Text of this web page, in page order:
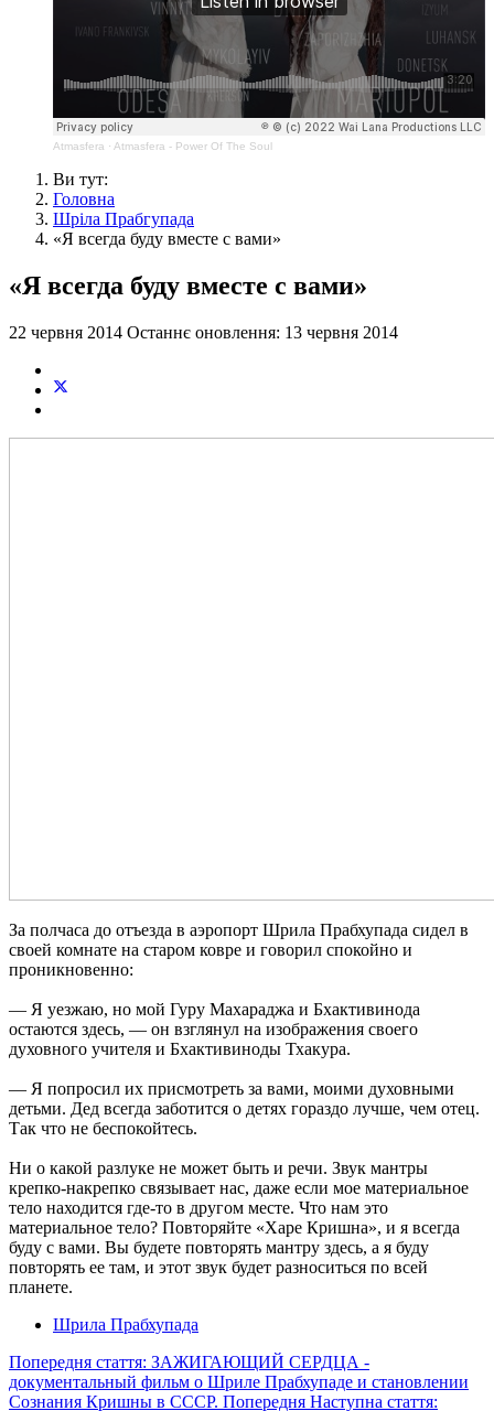
Atmasfera · Atmasfera - Power Of The Soul
Ви тут:
Головна
Шріла Прабгупада
«Я всегда буду вместе с вами»
«Я всегда буду вместе с вами»
22 червня 2014 Останнє оновлення: 13 червня 2014
За полчаса до отъезда в аэропорт Шрила Прабхупада сидел в
своей комнате на старом ковре и говорил спокойно и
проникновенно:
— Я уезжаю, но мой Гуру Махараджа и Бхактивинода
остаются здесь, — он взглянул на изображения своего
духовного учителя и Бхактивиноды Тхакура.
— Я попросил их присмотреть за вами, моими духовными
детьми. Дед всегда заботится о детях гораздо лучше, чем отец.
Так что не беспокойтесь.
Ни о какой разлуке не может быть и речи. Звук мантры
крепко-накрепко связывает нас, даже если мое материальное
тело находится где-то в другом месте. Что нам это
материальное тело? Повторяйте «Харе Кришна», и я всегда
буду с вами. Вы будете повторять мантру здесь, а я буду
повторять ее там, и этот звук будет разноситься по всей
планете.
Шрила Прабхупада
Попередня стаття: ЗАЖИГАЮЩИЙ СЕРДЦА -
документальный фильм о Шриле Прабхупаде и становлении
Сознания Кришны в СССР. Попередня Наступна стаття: